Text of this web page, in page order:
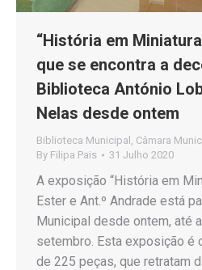
“História em
que se encontra a
Biblioteca António
Nelas desde ontem
Biblioteca Municipal Câmara
By Filipa Pais 31 Julho 2020
A exposição “História em
Ester e Ant.º Andrade está
Municipal desde ontem, até
setembro. Esta exposição é
de 225 peças, que retratam